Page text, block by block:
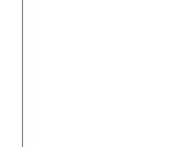
der
mitzuteilen. Wir